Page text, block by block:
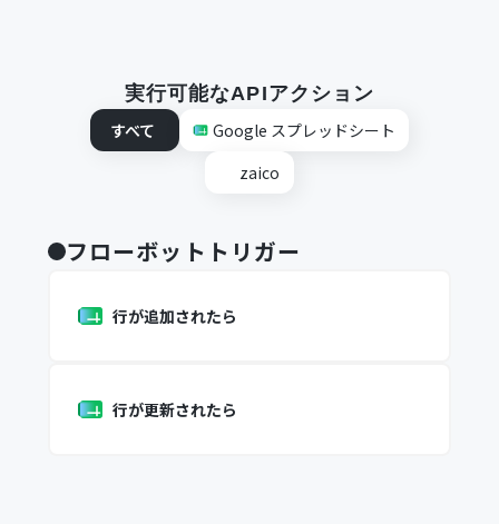
実行可能なAPIアクション
すべて
Google スプレッドシート
zaico
フローボットトリガー
行が追加されたら
行が更新されたら